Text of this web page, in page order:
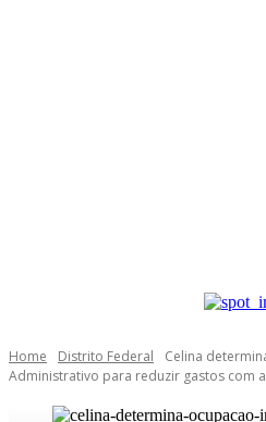
Home Distrito Federal
Celina
Administrativo para reduzir gastos com